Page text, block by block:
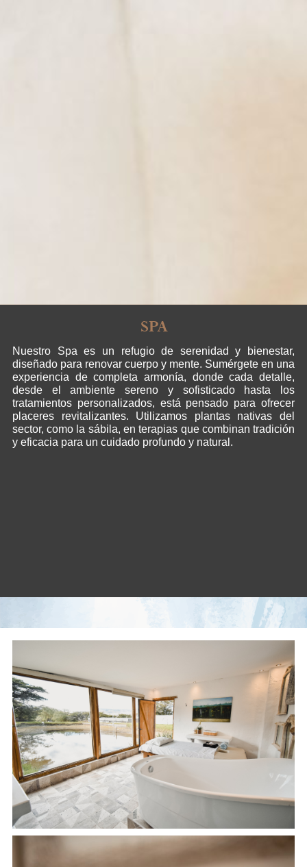
SPA
Nuestro Spa es un refugio de serenidad y bienestar,
diseñado para renovar cuerpo y mente. Sumérgete en una
experiencia de completa armonía, donde cada detalle,
desde el ambiente sereno y sofisticado hasta los
tratamientos personalizados, está pensado para ofrecer
placeres revitalizantes. Utilizamos plantas nativas del
sector, como la sábila, en terapias que combinan tradición
y eficacia para un cuidado profundo y natural.